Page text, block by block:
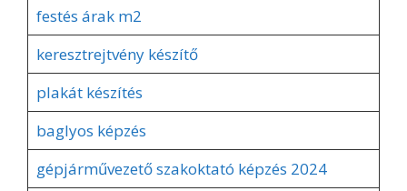
festés árak m2
keresztrejtvény készítő
plakát készítés
baglyos képzés
gépjárművezető szakoktató képzés 2024